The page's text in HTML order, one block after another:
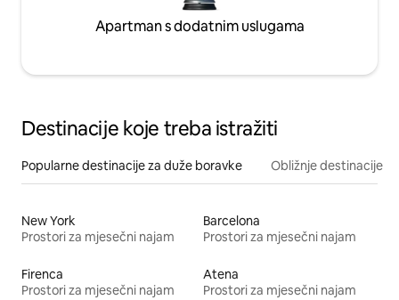
Apartman s dodatnim uslugama
Destinacije koje treba istražiti
Popularne destinacije za duže boravke Obližnje destinacije
New York
Prostori za mjesečni najam
Barcelona
Prostori za mjesečni najam
Firenca
Prostori za mjesečni najam
Atena
Prostori za mjesečni najam